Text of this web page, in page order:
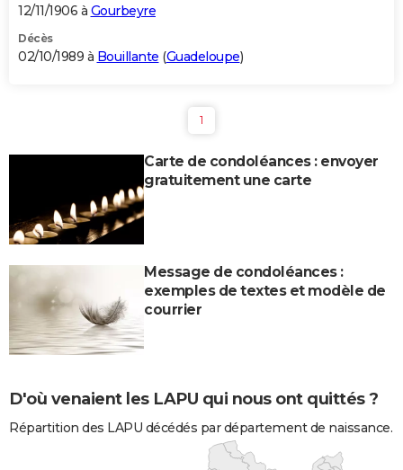
12/11/1906 à Gourbeyre
Décès
02/10/1989 à Bouillante (Guadeloupe)
1
Carte de condoléances : envoyer
gratuitement une carte
Message de condoléances :
exemples de textes et modèle de
courrier
D'où venaient les LAPU qui nous ont quittés ?
Répartition des LAPU décédés par département de naissance.